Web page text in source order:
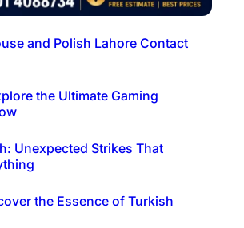
and Polish Lahore Contact
the Ultimate Gaming
Unexpected Strikes That
the Essence of Turkish